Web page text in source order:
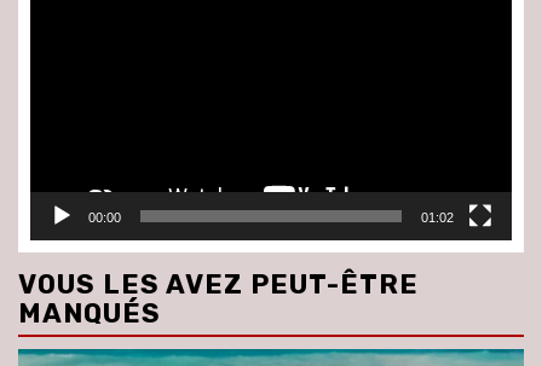
00:00 01:02
VOUS LES AVEZ PEUT-ÊTRE
MANQUÉS